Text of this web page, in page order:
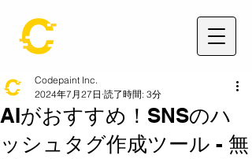
AIがおすすめ！SNSのハ
ッシュタグ作成ツール - 無
Codepaint Inc.
2024年7月27日 読了時間: 3分